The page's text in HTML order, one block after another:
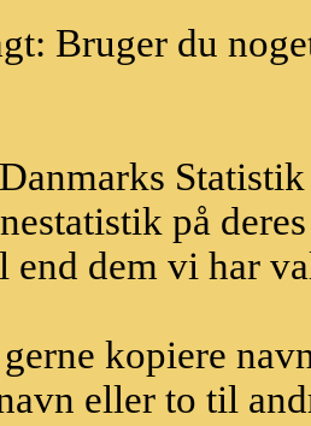
Bruger du
på
end dem vi har
kopiere
eller to til